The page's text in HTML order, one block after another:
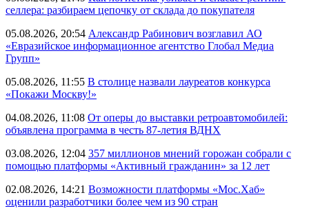
селлера: разбираем цепочку от склада до покупателя
05.08.2026, 20:54 Александр Рабинович возглавил АО
«Евразийское информационное агентство Глобал Медиа
Групп»
05.08.2026, 11:55 В столице назвали лауреатов конкурса
«Покажи Москву!»
04.08.2026, 11:08 От оперы до выставки ретроавтомобилей:
объявлена программа в честь 87-летия ВДНХ
03.08.2026, 12:04 357 миллионов мнений горожан собрали с
помощью платформы «Активный гражданин» за 12 лет
02.08.2026, 14:21 Возможности платформы «Мос.Хаб»
оценили разработчики более чем из 90 стран